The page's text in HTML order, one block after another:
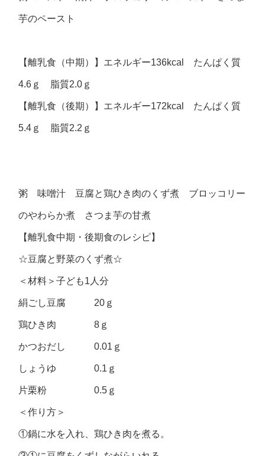
芋のペースト
【離乳食（中期）】エネルギー136kcal たんぱく質
4.6ｇ 脂質2.0ｇ
【離乳食（後期）】エネルギー172kcal たんぱく質
5.4ｇ 脂質2.2ｇ
粥 味噌汁 豆腐と鶏ひき肉のくず煮 ブロッコリー
のやわらか煮 さつま芋の甘煮
【離乳食中期・後期食のレシピ】
☆豆腐と野菜のくず煮☆
＜材料＞子ども1人分
絹ごし豆腐 20ｇ
鶏ひき肉 8ｇ
かつおだし 0.01ｇ
しょうゆ 0.1ｇ
片栗粉 0.5ｇ
＜作り方＞
①鍋に水を入れ、鶏ひき肉を煮る。